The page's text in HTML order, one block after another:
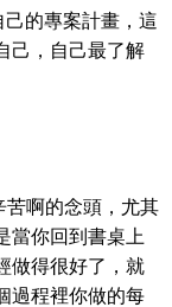
的專案計畫，這
己，自己最了解
啊的念頭，尤其
當你回到書桌上
做得很好了，就
過程裡你做的每